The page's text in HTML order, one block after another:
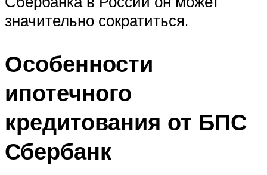
значительно сократиться.
Особенности
ипотечного
кредитования от БПС
Сбербанк